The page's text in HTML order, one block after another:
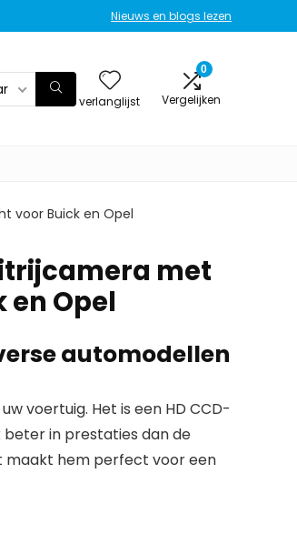
Nieuws en blogs lezen
verlanglijst
0
Vergelijken
voor Buick en Opel
met
Opel
automodellen
voertuig. Het is een HD CCD-
beter in prestaties dan de
maakt hem perfect voor een